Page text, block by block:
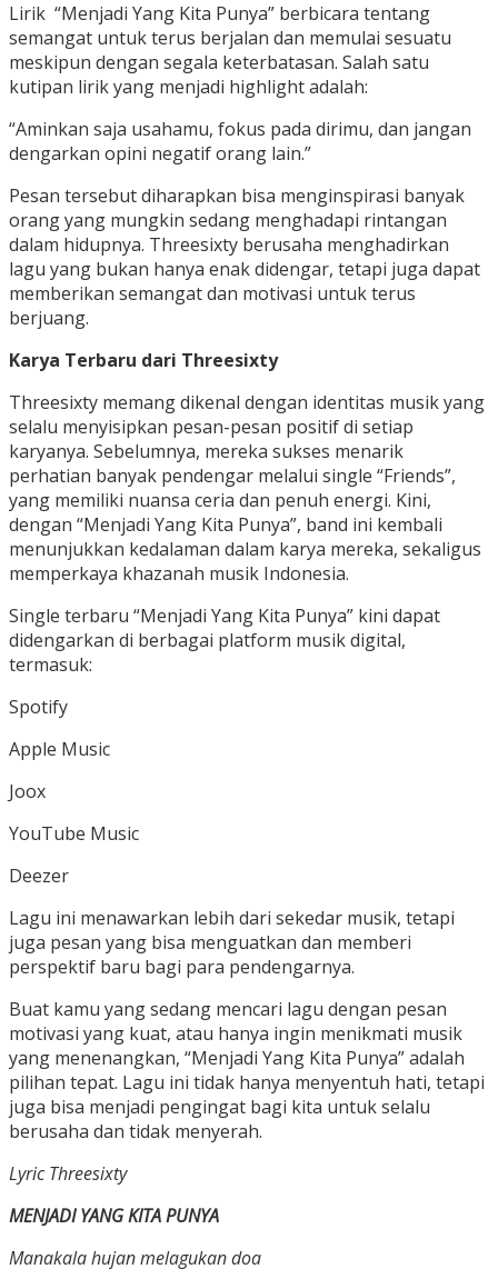
Lirik “Menjadi Yang Kita Punya” berbicara tentang
semangat untuk terus berjalan dan memulai sesuatu
meskipun dengan segala keterbatasan. Salah satu
kutipan lirik yang menjadi highlight adalah:
“Aminkan saja usahamu, fokus pada dirimu, dan jangan
dengarkan opini negatif orang lain.”
Pesan tersebut diharapkan bisa menginspirasi banyak
orang yang mungkin sedang menghadapi rintangan
dalam hidupnya. Threesixty berusaha menghadirkan
lagu yang bukan hanya enak didengar, tetapi juga dapat
memberikan semangat dan motivasi untuk terus
berjuang.
Karya Terbaru dari Threesixty
Threesixty memang dikenal dengan identitas musik yang
selalu menyisipkan pesan-pesan positif di setiap
karyanya. Sebelumnya, mereka sukses menarik
perhatian banyak pendengar melalui single “Friends”,
yang memiliki nuansa ceria dan penuh energi. Kini,
dengan “Menjadi Yang Kita Punya”, band ini kembali
menunjukkan kedalaman dalam karya mereka, sekaligus
memperkaya khazanah musik Indonesia.
Single terbaru “Menjadi Yang Kita Punya” kini dapat
didengarkan di berbagai platform musik digital,
termasuk:
Spotify
Apple Music
Joox
YouTube Music
Deezer
Lagu ini menawarkan lebih dari sekedar musik, tetapi
juga pesan yang bisa menguatkan dan memberi
perspektif baru bagi para pendengarnya.
Buat kamu yang sedang mencari lagu dengan pesan
motivasi yang kuat, atau hanya ingin menikmati musik
yang menenangkan, “Menjadi Yang Kita Punya” adalah
pilihan tepat. Lagu ini tidak hanya menyentuh hati, tetapi
juga bisa menjadi pengingat bagi kita untuk selalu
berusaha dan tidak menyerah.
Lyric Threesixty
MENJADI YANG KITA PUNYA
Manakala hujan melagukan doa